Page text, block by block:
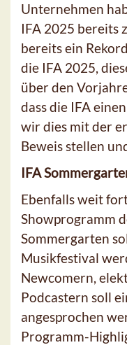
Unternehmen
IFA 2025 bereits
bereits ein
die IFA 2025,
über den
dass die IFA
wir dies mit der
Beweis stellen
IFA
Ebenfalls weit
Showprogramm
Sommergarten
Musikfestival
Newcomern,
Podcastern soll
angesprochen
Programm-